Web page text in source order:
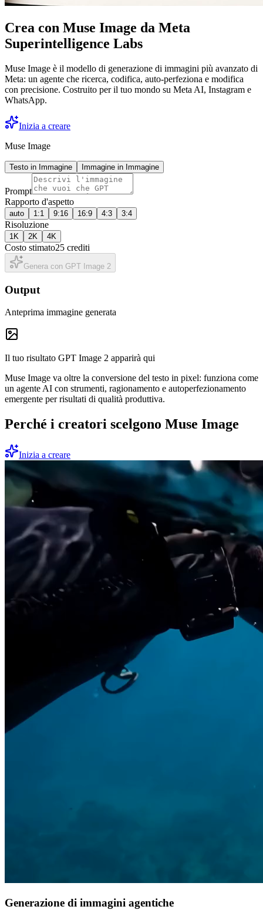
Crea con Muse Image da Meta
Superintelligence Labs
Muse Image è il modello di generazione di immagini più avanzato di
Meta: un agente che ricerca, codifica, auto-perfeziona e modifica
con precisione. Costruito per il tuo mondo su Meta AI, Instagram e
WhatsApp.
Inizia a creare
Muse Image
Testo in Immagine Immagine in Immagine
Prompt
Rapporto d'aspetto
auto 1:1 9:16 16:9 4:3 3:4
Risoluzione
1K 2K 4K
Costo stimato25 crediti
Genera con GPT Image 2
Output
Anteprima immagine generata
Il tuo risultato GPT Image 2 apparirà qui
Muse Image va oltre la conversione del testo in pixel: funziona come
un agente AI con strumenti, ragionamento e autoperfezionamento
emergente per risultati di qualità produttiva.
Perché i creatori scelgono Muse Image
Inizia a creare
Generazione di immagini agentiche